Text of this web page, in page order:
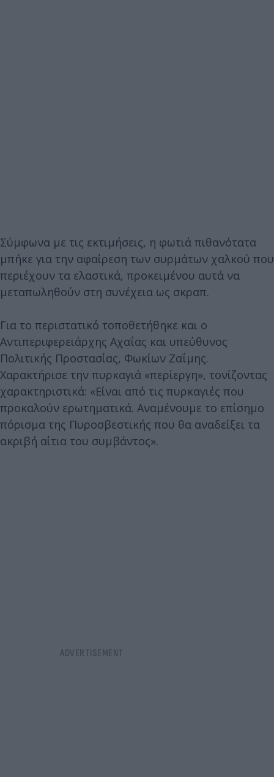
Σύμφωνα με τις εκτιμήσεις, η φωτιά πιθανότατα
μπήκε για την αφαίρεση των συρμάτων χαλκού που
περιέχουν τα ελαστικά, προκειμένου αυτά να
μεταπωληθούν στη συνέχεια ως σκραπ.
Για το περιστατικό τοποθετήθηκε και ο
Αντιπεριφερειάρχης Αχαΐας και υπεύθυνος
Πολιτικής Προστασίας, Φωκίων Ζαΐμης.
Χαρακτήρισε την πυρκαγιά «περίεργη», τονίζοντας
χαρακτηριστικά: «Είναι από τις πυρκαγιές που
προκαλούν ερωτηματικά. Αναμένουμε το επίσημο
πόρισμα της Πυροσβεστικής που θα αναδείξει τα
ακριβή αίτια του συμβάντος».